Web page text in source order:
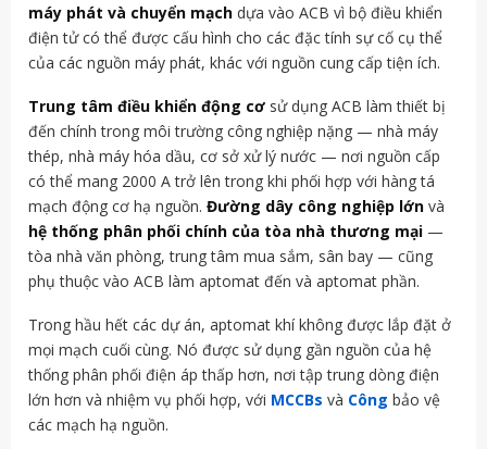
máy phát và chuyển mạch dựa vào ACB vì bộ điều khiển
điện tử có thể được cấu hình cho các đặc tính sự cố cụ thể
của các nguồn máy phát, khác với nguồn cung cấp tiện ích.
Trung tâm điều khiển động cơ sử dụng ACB làm thiết bị
đến chính trong môi trường công nghiệp nặng — nhà máy
thép, nhà máy hóa dầu, cơ sở xử lý nước — nơi nguồn cấp
có thể mang 2000 A trở lên trong khi phối hợp với hàng tá
mạch động cơ hạ nguồn. Đường dây công nghiệp lớn và
hệ thống phân phối chính của tòa nhà thương mại —
tòa nhà văn phòng, trung tâm mua sắm, sân bay — cũng
phụ thuộc vào ACB làm aptomat đến và aptomat phần.
Trong hầu hết các dự án, aptomat khí không được lắp đặt ở
mọi mạch cuối cùng. Nó được sử dụng gần nguồn của hệ
thống phân phối điện áp thấp hơn, nơi tập trung dòng điện
lớn hơn và nhiệm vụ phối hợp, với MCCBs và Công bảo vệ
các mạch hạ nguồn.